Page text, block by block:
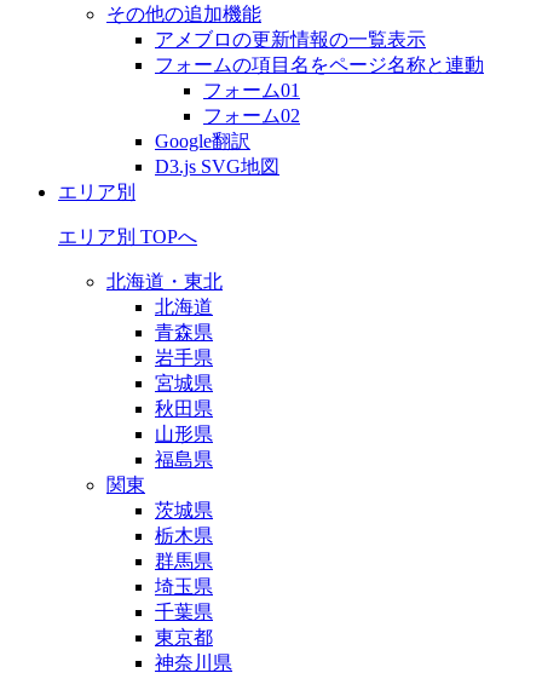
その他の追加機能
アメブロの更新情報の一覧表示
フォームの項目名をページ名称と連動
フォーム01
フォーム02
Google翻訳
D3.js SVG地図
エリア別
エリア別 TOPへ
北海道・東北
北海道
青森県
岩手県
宮城県
秋田県
山形県
福島県
関東
茨城県
栃木県
群馬県
埼玉県
千葉県
東京都
神奈川県